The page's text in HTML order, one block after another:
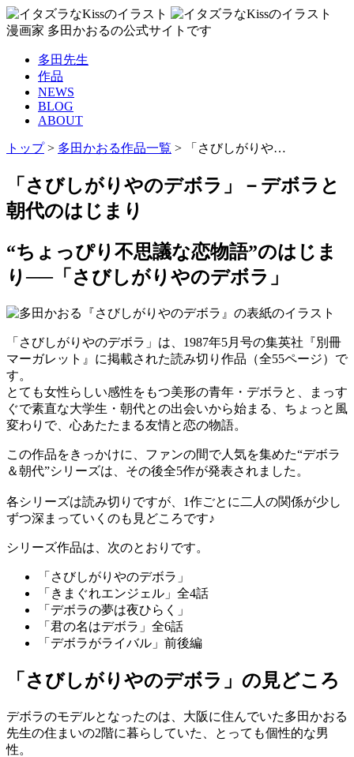
漫画家 多田かおるの公式サイトです
多田先生
作品
NEWS
BLOG
ABOUT
トップ> 多田かおる作品一覧 > 「さびしがりや…
「さびしがりやのデボラ」－デボラと
朝代のはじまり
“ちょっぴり不思議な恋物語”のはじま
り──「さびしがりやのデボラ」
「さびしがりやのデボラ」は、1987年5月号の集英社『別冊
マーガレット』に掲載された読み切り作品（全55ページ）で
す。
とても女性らしい感性をもつ美形の青年・デボラと、まっす
ぐで素直な大学生・朝代との出会いから始まる、ちょっと風
変わりで、心あたたまる友情と恋の物語。
この作品をきっかけに、ファンの間で人気を集めた“デボラ
＆朝代”シリーズは、その後全5作が発表されました。
各シリーズは読み切りですが、1作ごとに二人の関係が少し
ずつ深まっていくのも見どころです♪
シリーズ作品は、次のとおりです。
「さびしがりやのデボラ」
「きまぐれエンジェル」全4話
「デボラの夢は夜ひらく」
「君の名はデボラ」全6話
「デボラがライバル」前後編
「さびしがりやのデボラ」の見どころ
デボラのモデルとなったのは、大阪に住んでいた多田かおる
先生の住まいの2階に暮らしていた、とっても個性的な男
性。